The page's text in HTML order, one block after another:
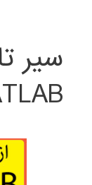
سیر